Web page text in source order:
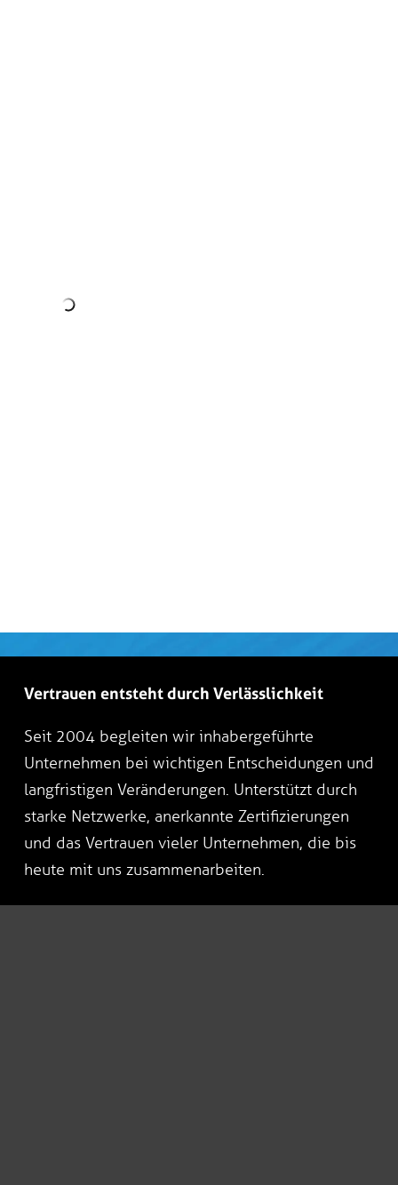
Vertrauen entsteht durch Verlässlichkeit
Seit 2004 begleiten wir inhabergeführte
Unternehmen bei wichtigen Entscheidungen und
langfristigen Veränderungen. Unterstützt durch
starke Netzwerke, anerkannte Zertifizierungen
und das Vertrauen vieler Unternehmen, die bis
heute mit uns zusammenarbeiten.